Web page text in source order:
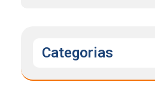
Categorias